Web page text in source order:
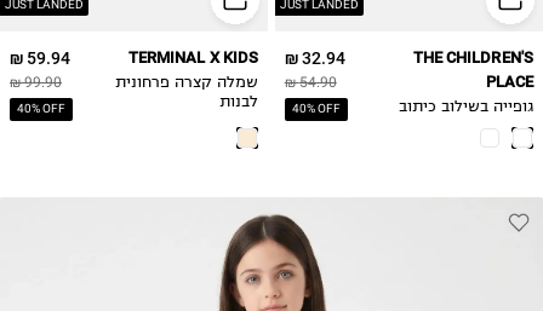
JUST LANDED
32.94 ₪
54.90 ₪
40% OFF
THE CHILDREN'S
PLACE
גופייה בשילוב כיתוב
JUST LANDED
8Y
59.94 ₪
99.90 ₪
40% OFF
TERMINAL X KIDS
שמלה קצרה פרחונית
לבנות